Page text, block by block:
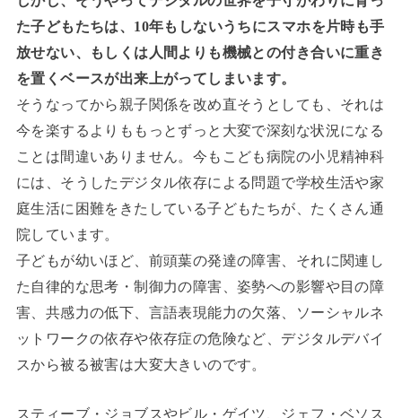
た子どもたちは、10年もしないうちにスマホを片時も手
放せない、もしくは人間よりも機械との付き合いに重き
を置くベースが出来上がってしまいます。
そうなってから親子関係を改め直そうとしても、それは
今を楽するよりももっとずっと大変で深刻な状況になる
ことは間違いありません。今もこども病院の小児精神科
には、そうしたデジタル依存による問題で学校生活や家
庭生活に困難をきたしている子どもたちが、たくさん通
院しています。
子どもが幼いほど、前頭葉の発達の障害、それに関連し
た自律的な思考・制御力の障害、姿勢への影響や目の障
害、共感力の低下、言語表現能力の欠落、ソーシャルネ
ットワークの依存や依存症の危険など、デジタルデバイ
スから被る被害は大変大きいのです。
スティーブ・ジョブスやビル・ゲイツ、ジェフ・ベソス